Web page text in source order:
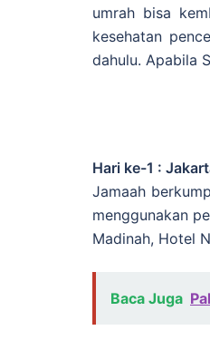
umrah bisa
kesehatan
dahulu. Apabila
Hari ke-1 :
Jamaah
menggunakan
Madinah, Hotel
Baca Juga